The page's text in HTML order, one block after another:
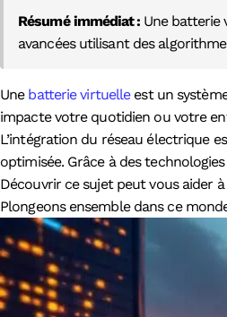
Résumé immédiat : Une batterie
avancées utilisant des
Une batterie virtuelleest un
impacte votre quotidien ou votre
L’intégration du réseau électrique
optimisée. Grâce à des
Découvrir ce sujet peut vous aider
Plongeons ensemble dans ce